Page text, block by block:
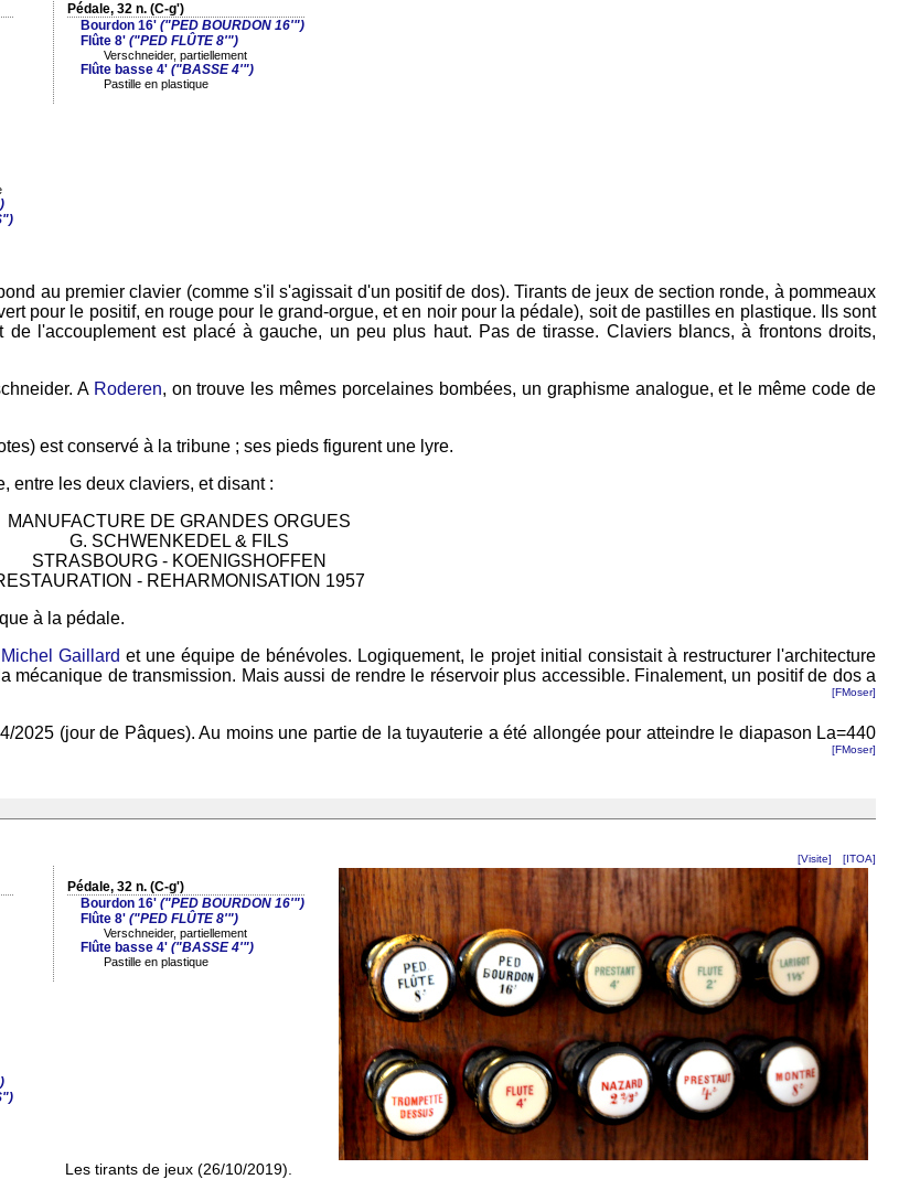
Pédale, 32 n. (C-g')
Bourdon 16' ("PED BOURDON 16'")
Flûte 8' ("PED FLÛTE 8'")
Verschneider, partiellement
Flûte basse 4' ("BASSE 4'")
Pastille en plastique
au premier clavier (comme s'il s'agissait d'un positif de dos). Tirants de jeux de section ronde, à pommeaux
pour le positif, en rouge pour le grand-orgue, et en noir pour la pédale), soit de pastilles en plastique. Ils sont
l'accouplement est placé à gauche, un peu plus haut. Pas de tirasse. Claviers blancs, à frontons droits,
A Roderen, on trouve les mêmes porcelaines bombées, un graphisme analogue, et le même code de
est conservé à la tribune ; ses pieds figurent une lyre.
entre les deux claviers, et disant :
MANUFACTURE DE GRANDES ORGUES
G. SCHWENKEDEL & FILS
STRASBOURG - KOENIGSHOFFEN
- REHARMONISATION 1957
à la pédale.
Michel Gaillard et une équipe de bénévoles. Logiquement, le projet initial consistait à restructurer l'architecture
mécanique de transmission. Mais aussi de rendre le réservoir plus accessible. Finalement, un positif de dos a
[FMoser]
2025 (jour de Pâques). Au moins une partie de la tuyauterie a été allongée pour atteindre le diapason La=440
[FMoser]
Pédale, 32 n. (C-g')
Bourdon 16' ("PED BOURDON 16'")
Flûte 8' ("PED FLÛTE 8'")
Verschneider, partiellement
Flûte basse 4' ("BASSE 4'")
Pastille en plastique
[ITOA]
[Visite]
Les tirants de jeux (26/10/2019).